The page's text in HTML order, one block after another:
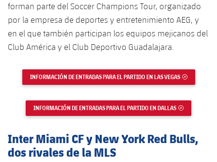
forman parte del Soccer Champions Tour, organizado
por la empresa de deportes y entretenimiento AEG, y
en el que también participan los equipos mejicanos del
Club América y el Club Deportivo Guadalajara.
INFORMACIÓN DE ENTRADAS PARA EL PARTIDO EN LAS VEGAS ENLACE
INFORMACIÓN DE ENTRADAS PARA EL PARTIDO EN DALLAS
Inter Miami CF y New York Red Bulls,
dos rivales de la MLS